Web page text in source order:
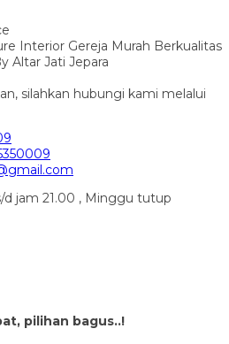
Interior Gereja Murah Berkualitas
Altar Jati Jepara
silahkan hubungi kami melalui
jam 21.00 , Minggu tutup
pilihan bagus..!